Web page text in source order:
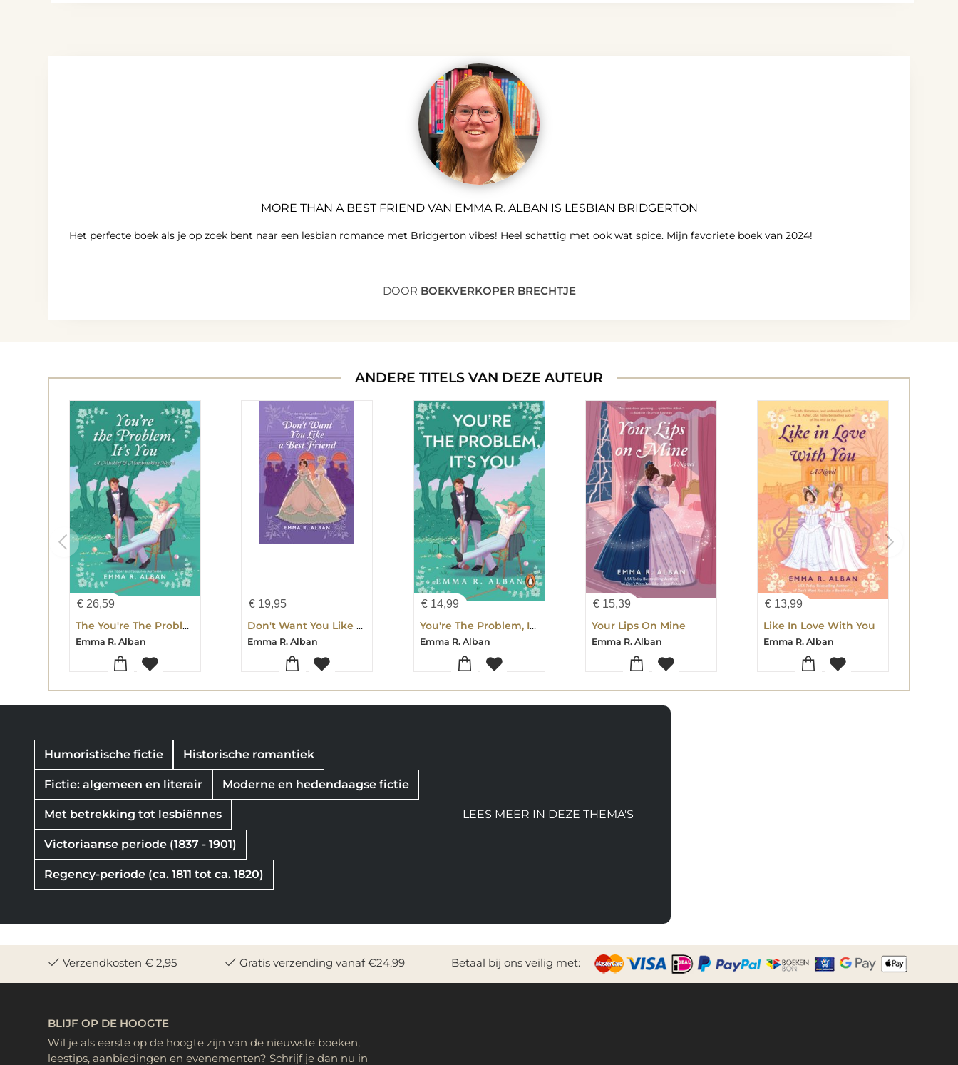
MORE THAN A BEST FRIEND VAN EMMA R. ALBAN IS LESBIAN BRIDGERTON
Het perfecte boek als je op zoek bent naar een lesbian romance met Bridgerton vibes! Heel schattig met ook wat spice. Mijn favoriete boek van 2024!
DOOR BOEKVERKOPER BRECHTJE
ANDERE TITELS VAN DEZE AUTEUR
€ 26,59
The You're The Problem, It's You
Emma R. Alban
€ 19,95
Don't Want You Like a Best Friend
Emma R. Alban
€14,99
You're The Problem, It's You
Emma R. Alban
€15,39
Your Lips On Mine
Emma R. Alban
€ 13,99
Like In Love With You
Emma R. Alban
Humoristische fictie Historische romantiek
Fictie: algemeen en literair Moderne en hedendaagse fictie
Met betrekking tot lesbiënnes
Victoriaanse periode (1837 - 1901)
Regency-periode (ca. 1811 tot ca. 1820)
LEES MEER IN DEZE THEMA'S
Verzendkosten € 2,95 Gratis verzending vanaf €24,99 Betaal bij ons veilig met:
BLIJF OP DE HOOGTE
Wil je als eerste op de hoogte zijn van de nieuwste boeken,
leestips, aanbiedingen en evenementen? Schrijf je dan nu in